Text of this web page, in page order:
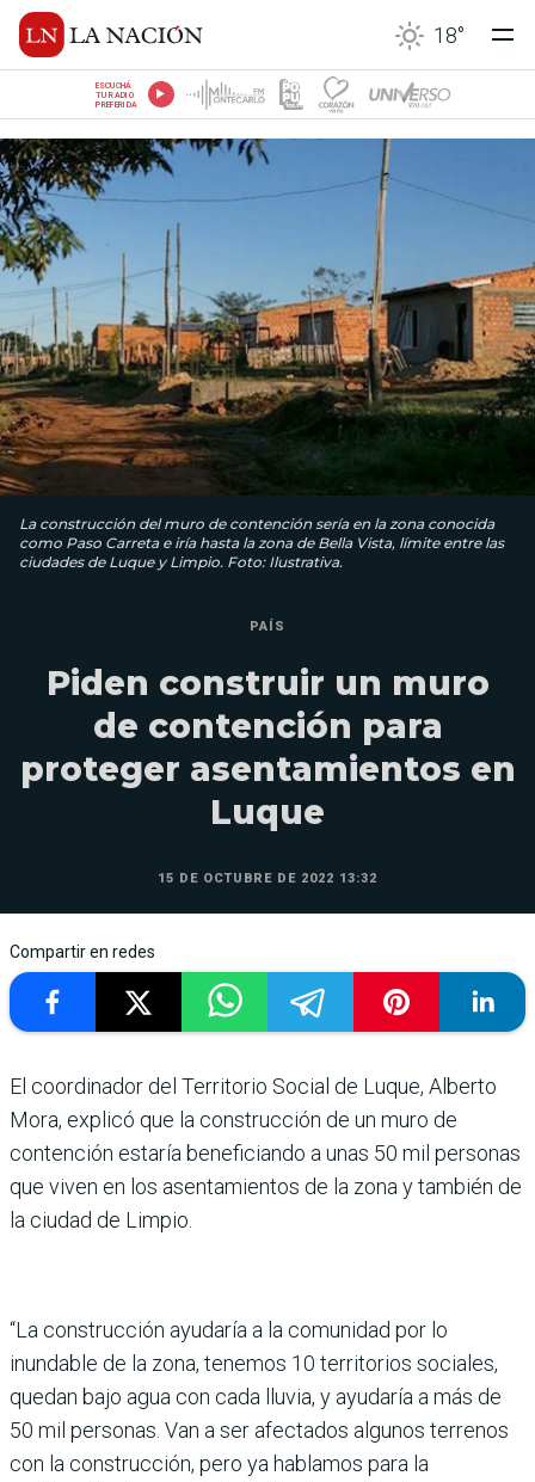
18°
ESCUCHÁ
TU RADIO
PREFERIDA
La construcción del muro de contención sería en la zona conocida
como Paso Carreta e iría hasta la zona de Bella Vista, límite entre las
ciudades de Luque y Limpio. Foto: Ilustrativa.
PAÍS
Piden construir un muro
de contención para
proteger asentamientos en
Luque
15 DE OCTUBRE DE 2022 13:32
Compartir en redes
El coordinador del Territorio Social de Luque, Alberto
Mora, explicó que la construcción de un muro de
contención estaría beneficiando a unas 50 mil personas
que viven en los asentamientos de la zona y también de
la ciudad de Limpio.
“La construcción ayudaría a la comunidad por lo
inundable de la zona, tenemos 10 territorios sociales,
quedan bajo agua con cada lluvia, y ayudaría a más de
50 mil personas. Van a ser afectados algunos terrenos
con la construcción, pero ya hablamos para la